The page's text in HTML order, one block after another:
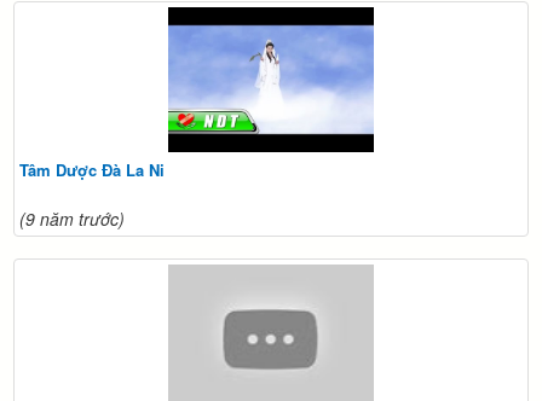
Tâm Dược Đà La Ni
(9 năm trước)